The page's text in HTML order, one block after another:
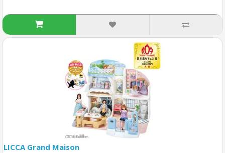
LICCA Grand Maison